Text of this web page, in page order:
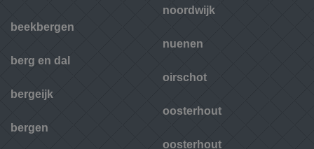
beekbergen
berg en dal
bergeijk
bergen
noordwijk
nuenen
oirschot
oosterhout
oosterhout